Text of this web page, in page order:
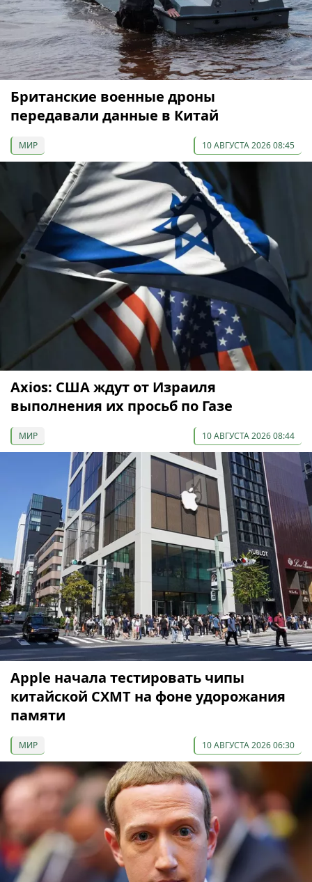
Британские военные дроны
передавали данные в Китай
МИР 10 АВГУСТА 2026 08:45
Axios: США ждут от Израиля
выполнения их просьб по Газе
МИР 10 АВГУСТА 2026 08:44
Apple начала тестировать чипы
китайской CXMT на фоне удорожания
памяти
МИР 10 АВГУСТА 2026 06:30